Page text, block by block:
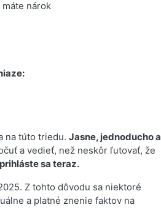
nárok
na túto triedu. Jasne, jednoducho a
a vedieť, než neskôr ľutovať, že
sa teraz.
Z tohto dôvodu sa niektoré
a platné znenie faktov na